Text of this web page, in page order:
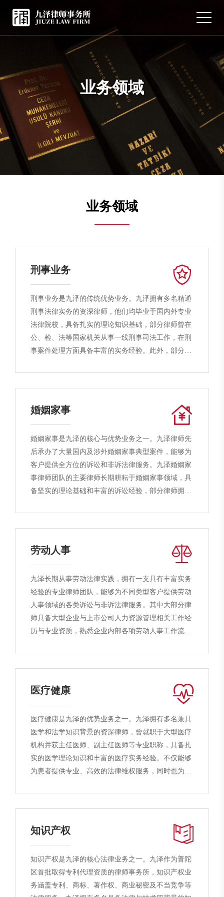
业务领域
业务领域
刑事业务
刑事业务是九泽的传统优势业务。九泽拥有多名精通
刑事法律实务的资深律师，他们均毕业于国内外专业
法律院校，具备扎实的理论知识基础，部分律师曾在
公、检、法等国家机关从事一线刑事司法工作，在刑
事案件处理方面具备丰富的实务经验。此外，部分律
越的刑事法律服务能力，无论是个人客户还是企业客
户，九泽均能够提供优质高效的综合性解决方案。
婚姻家事
婚姻家事是九泽的核心与优势业务之一。九泽律师先
后承办了大量国内及涉外婚姻家事典型案件，能够为
客户提供全方位的诉讼和非诉法律服务。九泽婚姻家
事律师团队的主要律师长期耕耘于婚姻家事领域，具
备坚实的理论基础和丰富的诉讼经验，部分律师拥有
在为客户提供婚姻、继承等传统家事法律业务基础
上，九泽亦重点发展出针对企业主等高净值人士的资
产隔离、财富传承、家族信托和私人法律顾问等新型
护航。
同时，九泽时刻关注和跟进主流热门国家移民政策变
化，且与国内外专业移民机构进行深度合作，可以为
客户提供安全合规的移民见证、最新的移民政策咨
询，以及移民方案的量身定制等移民专项法律服务。
劳动人事
九泽长期从事劳动法律实践，拥有一支具有丰富实务
经验的专业律师团队，能够为不同类型客户提供劳动
人事领域的各类诉讼与非诉法律服务。其中大部分律
师具备大型企业与上市公司人力资源管理相关工作经
历与专业资质，熟悉企业内部各项劳动人事工作流程
余名客户提供了法律服务，律师们以其专业高效、勤
勉负责的服务态度获得了客户的高度评价与认可。
医疗健康
医疗健康是九泽的优势业务之一。九泽拥有多名兼具
医学和法学知识背景的资深律师，曾就职于大型医疗
机构并获主任医师、副主任医师等专业职称，具备扎
实的医学理论知识和丰富的医疗实务经验。不仅能够
为患者提供专业、高效的法律维权服务，同时也为医
者与医疗机构的合法权益，维护安全、规范、和谐的
医患关系和医疗执业环境。
知识产权
知识产权是九泽的核心法律业务之一。九泽作为普陀
区首批取得专利代理资质的律师事务所，知识产权业
务涵盖专利、商标、著作权、商业秘密及不当竞争等